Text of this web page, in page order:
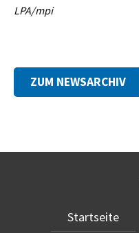
LPA/mpi
ZUM NEWSARCHIV
Startseite